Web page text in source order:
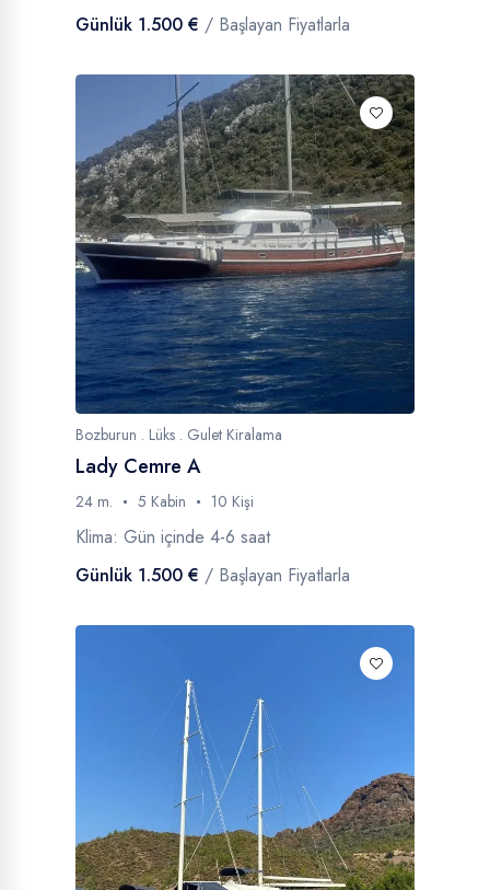
Günlük 1.500 € / Başlayan Fiyatlarla
Bozburun . Lüks . Gulet Kiralama
Lady Cemre A
24 m. 5 Kabin 10 Kişi
Klima: Gün içinde 4-6 saat
Günlük 1.500 € / Başlayan Fiyatlarla